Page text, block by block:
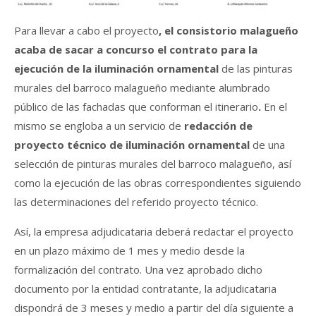
Para llevar a cabo el proyecto, el consistorio malagueño
acaba de sacar a concurso el contrato para la
ejecución de la iluminación ornamental de las pinturas
murales del barroco malagueño mediante alumbrado
público de las fachadas que conforman el itinerario. En el
mismo se engloba a un servicio de redacción de
proyecto técnico de iluminación ornamental de una
selección de pinturas murales del barroco malagueño, así
como la ejecución de las obras correspondientes siguiendo
las determinaciones del referido proyecto técnico.
Así, la empresa adjudicataria deberá redactar el proyecto
en un plazo máximo de 1 mes y medio desde la
formalización del contrato. Una vez aprobado dicho
documento por la entidad contratante, la adjudicataria
dispondrá de 3 meses y medio a partir del día siguiente a